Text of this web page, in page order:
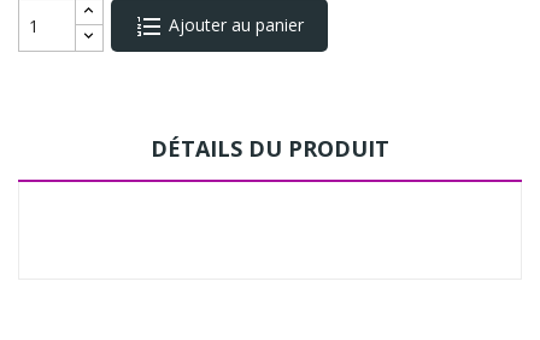
Ajouter au panier
DÉTAILS DU PRODUIT